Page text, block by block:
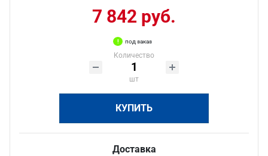
7 842 руб.
под заказ
Количество
шт
КУПИТЬ
Доставка